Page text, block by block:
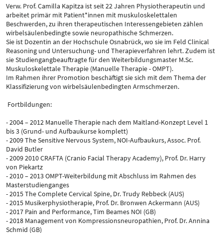
Verw. Prof. Camilla Kapitza ist seit 22 Jahren Physiotherapeutin und
arbeitet primär mit Patient*innen mit muskuloskelettalen
Beschwerden, zu ihren therapeutischen Interessengebieten zählen
wirbelsäulenbedingte sowie neuropathische Schmerzen.
Sie ist Dozentin an der Hochschule Osnabrück, wo sie im Feld Clinical
Reasoning und Untersuchung- und Therapieverfahren lehrt. Zudem ist
sie Studiengangbeauftragte für den Weiterbildungsmaster M.Sc.
Muskuloskelettale Therapie (Manuelle Therapie - OMPT).
Im Rahmen ihrer Promotion beschäftigt sie sich mit dem Thema der
Klassifizierung von wirbelsäulenbedingten Armschmerzen.
Fortbildungen:
- 2004 – 2012 Manuelle Therapie nach dem Maitland-Konzept Level 1
bis 3 (Grund- und Aufbaukurse komplett)
- 2009 The Sensitive Nervous System, NOI-Aufbaukurs, Assoc. Prof.
David Butler
- 2009 2010 CRAFTA (Cranio Facial Therapy Academy), Prof. Dr. Harry
von Piekartz
- 2010 – 2013 OMPT-Weiterbildung mit Abschluss im Rahmen des
Masterstudienganges
- 2015 The Complete Cervical Spine, Dr. Trudy Rebbeck (AUS)
- 2015 Musikerphysiotherapie, Prof. Dr. Bronwen Ackermann (AUS)
- 2017 Pain and Performance, Tim Beames NOI (GB)
- 2018 Management von Kompressionsneuropathien, Prof. Dr. Annina
Schmid (GB)